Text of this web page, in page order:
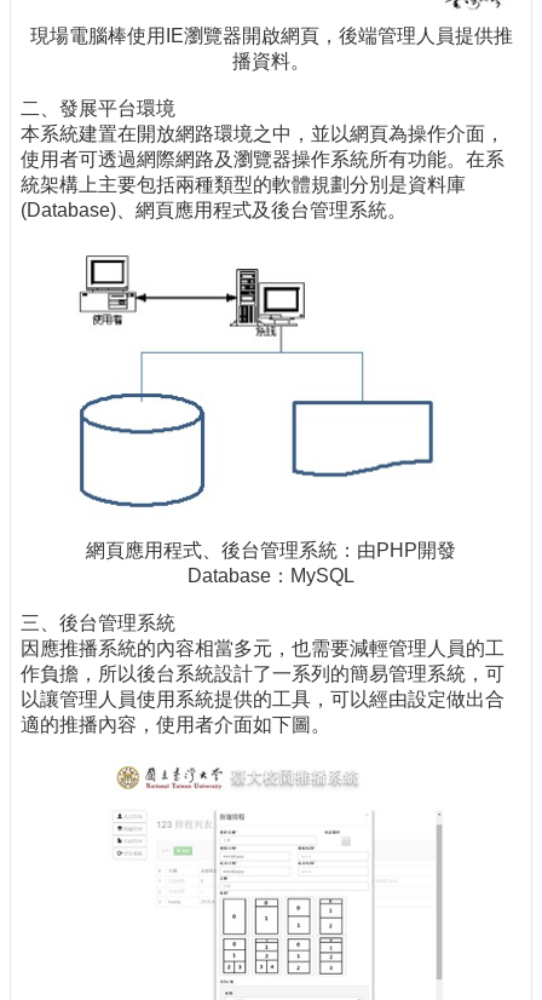
現場電腦棒使用IE瀏覽器開啟網頁，後端管理人員提供推
播資料。
二、發展平台環境
本系統建置在開放網路環境之中，並以網頁為操作介面，
使用者可透過網際網路及瀏覽器操作系統所有功能。在系
統架構上主要包括兩種類型的軟體規劃分別是資料庫
(Database)、網頁應用程式及後台管理系統。
網頁應用程式、後台管理系統：由PHP開發
Database：MySQL
三、後台管理系統
因應推播系統的內容相當多元，也需要減輕管理人員的工
作負擔，所以後台系統設計了一系列的簡易管理系統，可
以讓管理人員使用系統提供的工具，可以經由設定做出合
適的推播內容，使用者介面如下圖。